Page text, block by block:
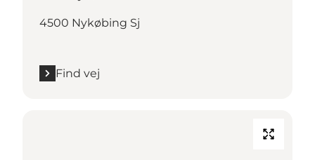
4500 Nykøbing Sj
Find vej